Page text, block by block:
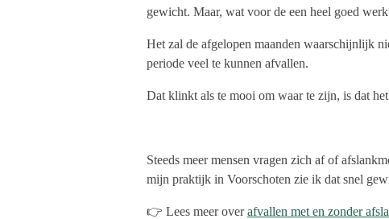
gewicht. Maar, wat voor de een heel goed
Het zal de afgelopen maanden waarschijnlijk
periode veel te kunnen afvallen.
Dat klinkt als te mooi om waar te zijn, is dat
Steeds meer mensen vragen zich af of
mijn praktijk in Voorschoten zie ik dat snel
👉 Lees meer overafvallen met en zonder